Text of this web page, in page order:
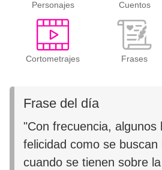
Personajes Cuentos
Cortometrajes Frases
Frase del día
"Con frecuencia, algunos
felicidad como se buscan
cuando se tienen sobre